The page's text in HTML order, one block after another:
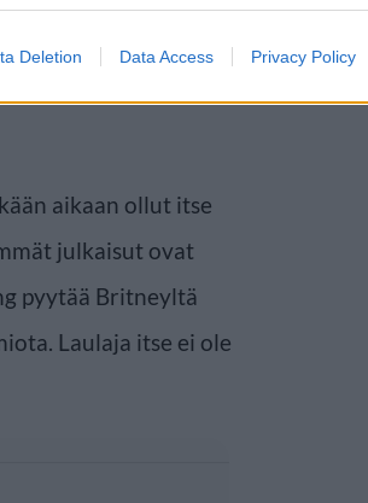
Deletion Data Access Privacy Policy
häneen yhteyttä ja
epäilleet, että
aikaan ollut itse
julkaisut ovat
pyytää Britneyltä
Laulaja itse ei ole